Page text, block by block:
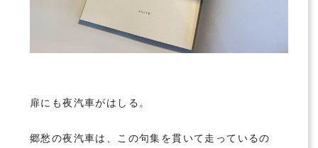
扉にも夜汽車がはしる。
郷愁の夜汽車は、この句集を貫いて走っているの